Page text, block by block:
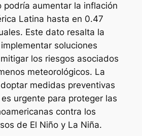
podría aumentar la inflación
Latina hasta en 0.47
Este dato resalta la
soluciones
los riesgos asociados
meteorológicos. La
medidas preventivas
urgente para proteger las
contra los
de El Niño y La Niña.